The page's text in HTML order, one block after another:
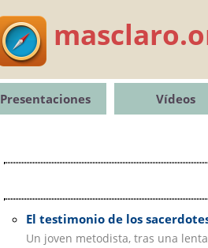
Presentaciones Vídeos
El testimonio de los
Un joven metodista, tras una